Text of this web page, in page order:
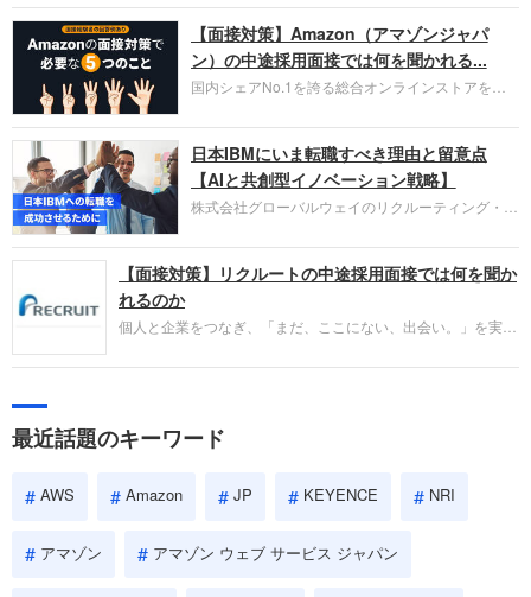
お勧めするイチオシ企業をご紹介します。今回はク
ラウド型CRMプラットフォームを提供する
HubSpot Japan（ハブスポット・ジャパン）株式会
社です。採用面接対策の企業研究にご活用くださ
い。
【面接対策】Amazon（アマゾンジャパ
ン）の中途採用面接では何を聞かれる...
国内シェアNo.1を誇る総合オンラインストアを運
圧倒的な存在感を持つAmazon。中途採用面接では
過去の具体的な業務成果やリーダーシップの発揮、
失敗からの学びが重視され、人間性やカルチャーフ
ィットも評価対象となり、長期的に成長できる仲間
であるかを多角的に審査されます。
日本IBMにいま転職すべき理由と留意点
【AIと共創型イノベーション戦略】
株式会社グローバルウェイのリクルーティング・パ
パーソンが利用する企業口コミサイト「キャリコ
ネ」の転職エージェントがお勧めするイチオシ企業
IBMです。採用面接対策の企業研究にご活用くださ
い。
【面接対策】リクルートの中途採用面接では何を聞か
れるのか
個人と企業をつなぎ、「まだ、ここにない、出会い。」を実現
やこれまでの成果を具体的に問われるほか、「人間性」も評価
しょう。
最近話題のキーワード
AWS Amazon JP KEYENCE NRI
アマゾン アマゾン ウェブ サービス ジャパン